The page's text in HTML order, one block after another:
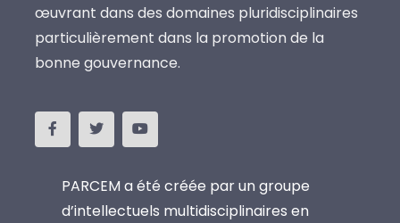
œuvrant dans des domaines pluridisciplinaires
particulièrement dans la promotion de la
bonne gouvernance.
PARCEM a été créée par un groupe
d’intellectuels multidisciplinaires en